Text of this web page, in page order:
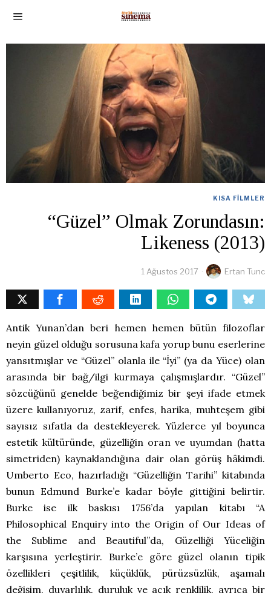
KISA FILMLER
“Güzel” Olmak Zorundasın:
Likeness (2013)
1 Ağustos 2017 Ertan Tunc
Antik Yunan’dan beri hemen hemen bütün filozoflar
neyin güzel olduğu sorusuna kafa yorup bunu eserlerine
yansıtmışlar ve “Güzel” olanla ile “İyi” (ya da Yüce) olan
arasında bir bağ/ilgi kurmaya çalışmışlardır. “Güzel”
sözcüğünü genelde beğendiğimiz bir şeyi ifade etmek
üzere kullanıyoruz, zarif, enfes, harika, muhteşem gibi
sayısız sıfatla da destekleyerek. Yüzlerce yıl boyunca
estetik kültüründe, güzelliğin oran ve uyumdan (hatta
simetriden) kaynaklandığına dair olan görüş hâkimdi.
Umberto Eco, hazırladığı “Güzelliğin Tarihi” kitabında
bunun Edmund Burke’e kadar böyle gittiğini belirtir.
Burke ise ilk baskısı 1756’da yapılan kitabı “A
Philosophical Enquiry into the Origin of Our Ideas of
the Sublime and Beautiful”da, Güzelliği Yüceliğin
karşısına yerleştirir. Burke’e göre güzel olanın tipik
özellikleri çeşitlilik, küçüklük, pürüzsüzlük, aşamalı
değişim, duyarlılık, duruluk ve açık renklilik, ayrıca bir